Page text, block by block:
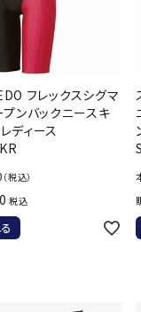
フレックスシグマ
ンバックニースキ
ディース
（税込）
税込